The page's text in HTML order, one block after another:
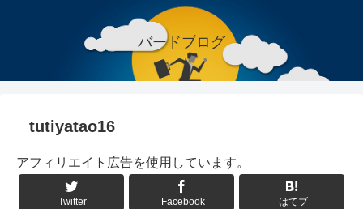
バードブログ
tutiyatao16
アフィリエイト広告を使用しています。
Twitter Facebook はてブ